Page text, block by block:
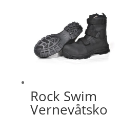
Rock Swim
Vernevåtsko